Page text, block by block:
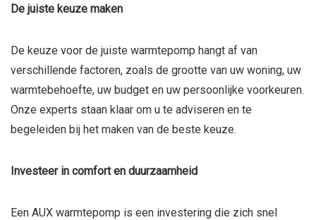
De juiste keuze maken
De keuze voor de juiste warmtepomp hangt af van
verschillende factoren, zoals de grootte van uw woning, uw
warmtebehoefte, uw budget en uw persoonlijke voorkeuren.
Onze experts staan klaar om u te adviseren en te
begeleiden bij het maken van de beste keuze.
Investeer in comfort en duurzaamheid
Een AUX warmtepomp is een investering die zich snel